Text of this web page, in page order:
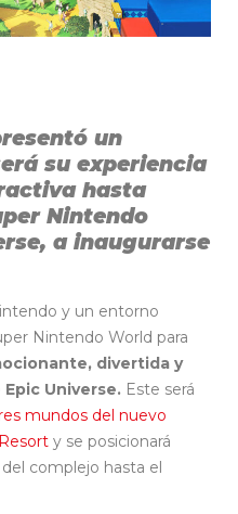
un
su experiencia
hasta
Nintendo
a inaugurarse
y un entorno
Nintendo World para
divertida y
Universe. Este será
mundos del nuevo
y se posicionará
complejo hasta el